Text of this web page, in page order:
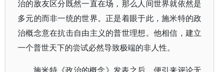
治的敌友区分既然一直在场，那么人间世界就依然是
多元的而非一统的世界。正是着眼于此，施米特的政
治概念意在抗击自由主义的普世理想。他相信，建立
一个普世天下的尝试必然导致极端的非人性。